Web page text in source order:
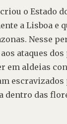
o Estado
a Lisboa e
Nesse
ataques
em aldeias
escravizados
dentro das